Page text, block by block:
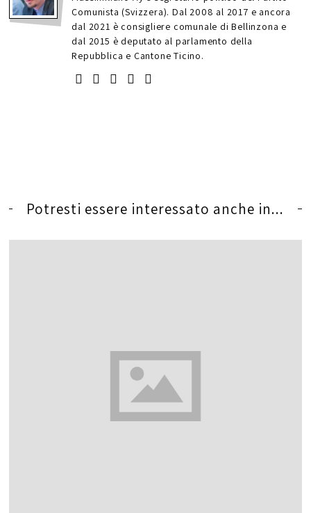
Comunista (Svizzera). Dal 2008 al 2017 e ancora
dal 2021 è consigliere comunale di Bellinzona e
dal 2015 è deputato al parlamento della
Repubblica e Cantone Ticino.
Potresti essere interessato anche in...